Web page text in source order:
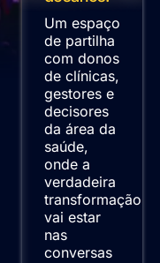
Um espaço
de partilha
com donos
de clínicas,
gestores e
decisores
da área da
saúde,
onde a
verdadeira
transformação
vai estar
nas
conversas